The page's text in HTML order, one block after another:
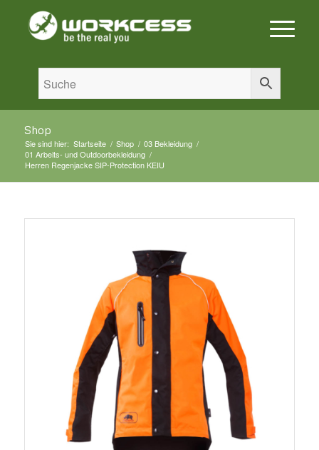
Shop
Sie sind hier: Startseite / Shop / 03 Bekleidung /
01 Arbeits- und Outdoorbekleidung /
Herren Regenjacke SIP-Protection KEIU